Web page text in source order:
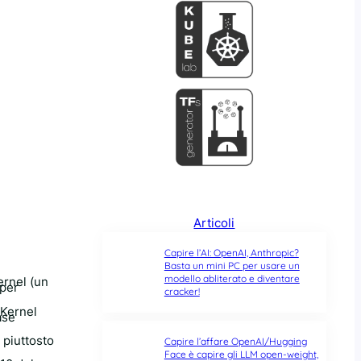
(un
piuttosto
Articoli
Capire l’AI: OpenAI, Anthropic?
Basta un mini PC per usare un
modello abliterato e diventare
cracker!
Capire l’affare OpenAI/Hugging
Face è capire gli LLM open-weight,